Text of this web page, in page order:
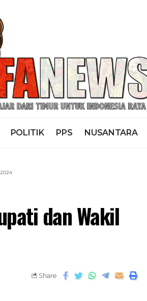
POLITIK PPS NUSANTARA
dan Wakil
Share